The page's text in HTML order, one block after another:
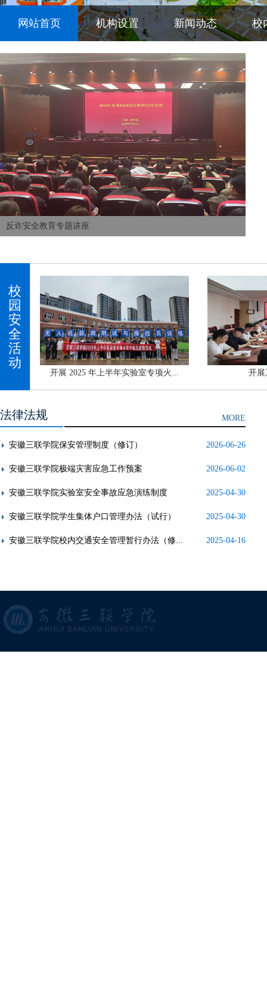
网站首页 机构设置 新闻动态 校
反诈安全教育专题讲座
校
园
安
全
活
动
展 2025 年上半年实验室专项火... 开展工作交流研讨
MORE
法律法规
安徽三联学院保安管理制度（修订） 2026-06-26
安徽三联学院极端灾害应急工作预案 2026-06-02
安徽三联学院实验室安全事故应急演练制度 2025-04-30
安徽三联学院学生集体户口管理办法（试行） 2025-04-30
安徽三联学院校内交通安全管理暂行办法（修... 2025-04-16